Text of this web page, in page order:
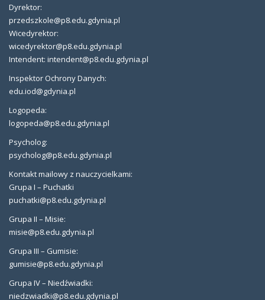
Dyrektor:
przedszkole@p8.edu.gdynia.pl
Wicedyrektor:
wicedyrektor@p8.edu.gdynia.pl
Intendent: intendent@p8.edu.gdynia.pl
Inspektor Ochrony Danych:
edu.iod@gdynia.pl
Logopeda:
logopeda@p8.edu.gdynia.pl
Psycholog:
psycholog@p8.edu.gdynia.pl
Kontakt mailowy z nauczycielkami:
Grupa I – Puchatki
puchatki@p8.edu.gdynia.pl
Grupa II – Misie:
misie@p8.edu.gdynia.pl
Grupa III – Gumisie:
gumisie@p8.edu.gdynia.pl
Grupa IV – Niedźwiadki:
niedzwiadki@p8.edu.gdynia.pl